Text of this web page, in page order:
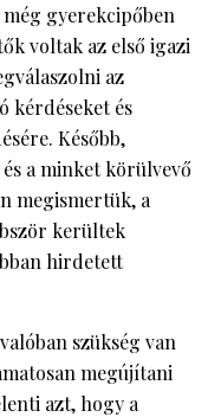
gyerekcipőben
voltak az első igazi
az
kérdéseket és
Később,
a minket körülvevő
megismertük, a
kerültek
hirdetett
szükség van
megújítani
azt, hogy a